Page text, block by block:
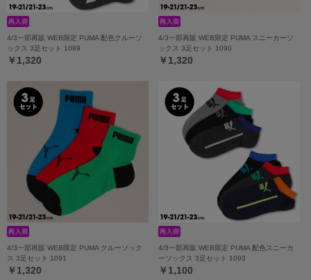
4/3一部再販 WEB限定 PUMA 配色クルーソ
ックス 3足セット 1089
￥1,320
4/3一部再販 WEB限定 PUMA スニーカーソ
ックス 3足セット 1090
￥1,320
4/3一部再販 WEB限定 PUMA クルーソック
ス 3足セット 1091
￥1,320
4/3一部再販 WEB限定 PUMA 配色スニーカ
ーソックス 3足セット 1093
￥1,100